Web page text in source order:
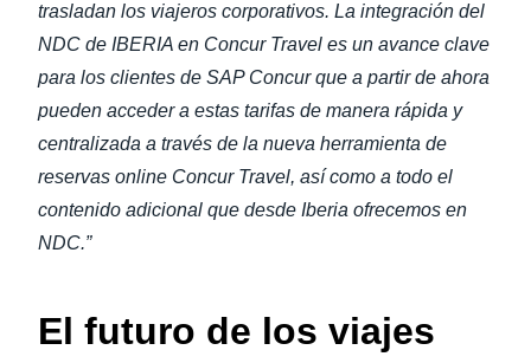
trasladan los viajeros corporativos. La integración del
NDC de IBERIA en Concur Travel es un avance clave
para los clientes de SAP Concur que a partir de ahora
pueden acceder a estas tarifas de manera rápida y
centralizada a través de la nueva herramienta de
reservas online Concur Travel, así como a todo el
contenido adicional que desde Iberia ofrecemos en
NDC.”
El futuro de los viajes